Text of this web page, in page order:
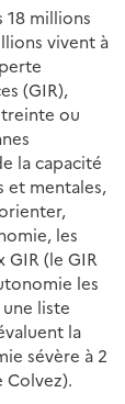
18 millions
vivent à
(GIR),
ou
la capacité
et mentales,
les
GIR (le GIR
les
liste
la
sévère à 2
Colvez).